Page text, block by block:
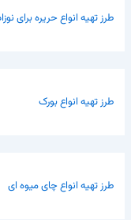
طرز تهیه انواع حریره برای
طرز تهیه انواع بورک
طرز تهیه انواع چای میوه ای